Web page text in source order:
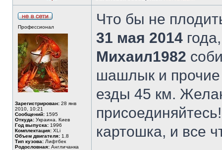
Профессионал
Зарегистрирован: 28 янв
2010, 10:21
Сообщений: 1595
Откуда: Украина. Киев
Год выпуска: 1996
Комплектация: XLi
Объем двигателя: 1.8
Тип кузова: Лифтбек
Родословная: Англичанка
Что бы не
31 мая 2014
Михаил1982
шашлык и прочие
езды 45 км.
картошка, и все